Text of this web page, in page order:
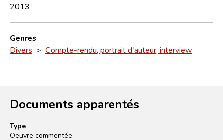
2013
Genres
Divers > Compte-rendu, portrait d'auteur, interview
Documents apparentés
Type
Oeuvre commentée